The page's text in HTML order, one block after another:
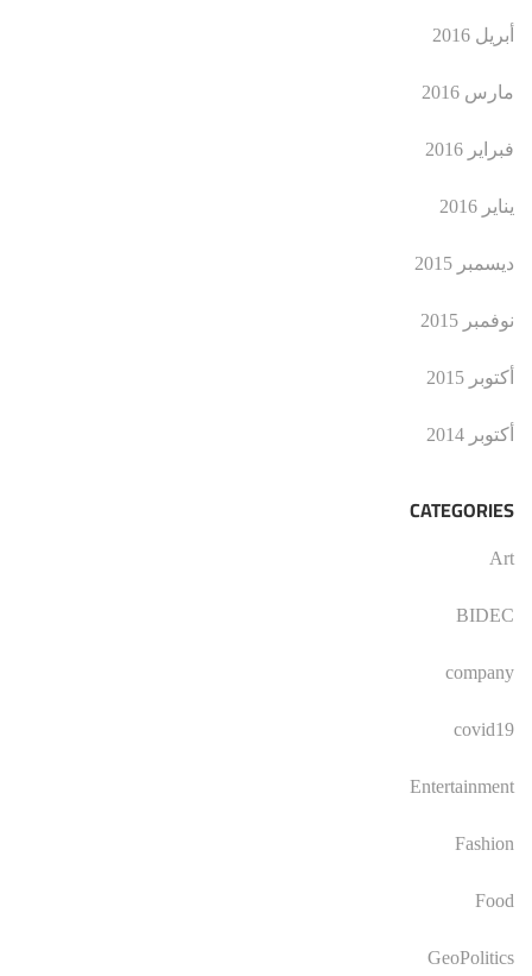
أبريل 2016
مارس 2016
فبراير 2016
يناير 2016
ديسمبر 2015
نوفمبر 2015
أكتوبر 2015
أكتوبر 2014
CATEGORIES
Art
BIDEC
company
covid19
Entertainment
Fashion
Food
GeoPolitics